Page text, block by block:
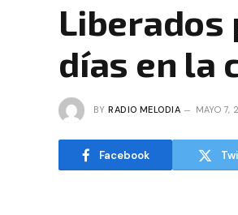
Liberados
días en la
BY RADIO MELODIA MAYO 7,
Facebook